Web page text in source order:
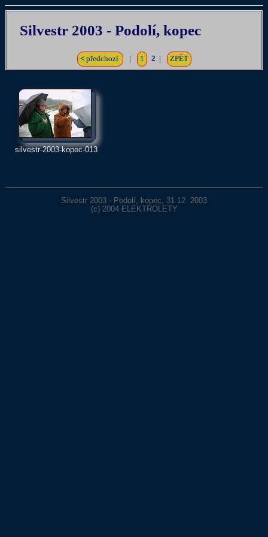
Silvestr 2003 - Podolí, kopec
<předchozí 1 2 ZPĚT
silvestr-2003-kopec-013
Silvestr 2003 - Podolí, kopec, 31.12. 2003
(c) 2004 ELEKTROLETY